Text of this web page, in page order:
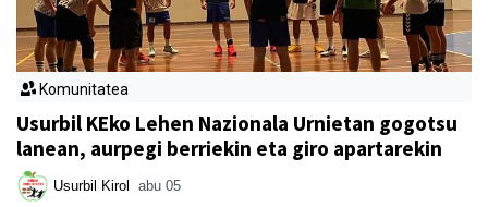
Komunitatea
Usurbil KEko Lehen Nazionala Urnietan gogotsu
lanean, aurpegi berriekin eta giro apartarekin
Usurbil Kirol abu 05